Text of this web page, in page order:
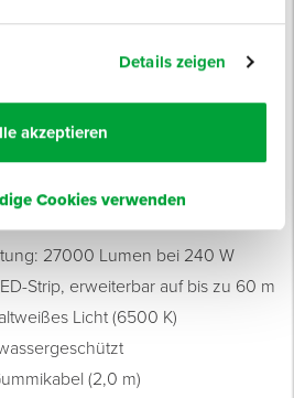
Details zeigen
akzeptieren
Cookies verwenden
auf Baustellen
27000 Lumen bei 240 W
Strip, erweiterbar auf bis zu 60 m
Licht (6500 K)
(2,0 m)